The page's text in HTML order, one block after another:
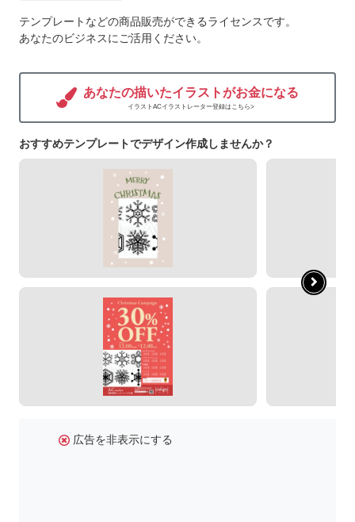
テンプレートなどの商品販売ができるライセンスです。
あなたのビジネスにご活用ください。
あなたの描いたイラストがお金になる
イラストACイラストレーター登録はこちら>
おすすめテンプレートでデザイン作成しませんか？
広告を非表示にする